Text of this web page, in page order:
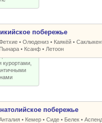
с
пляжами
побережье
•Олюдениз • Каякёй •
Пынара • Ксанф • Летоон
бухты
побережье
• Кемер •Сиде • Белек •